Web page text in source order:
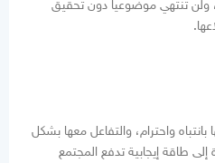
ولن تنتهي موضوعياً دون تحقيق
بانتباه واحترام، والتفاعل معها بشكل
إلى طاقة إيجابية تدفع المجتمع